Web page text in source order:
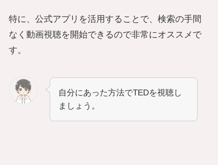
特に、公式アプリを活用することで、検索の手間
なく動画視聴を開始できるので非常にオススメで
す。
自分にあった方法でTEDを視聴し
ましょう。